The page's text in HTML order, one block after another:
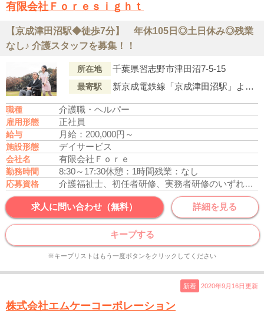
有限会社Ｆｏｒｅｓｉｇｈｔ
【京成津田沼駅◆徒歩7分】 年休105日◎土日休み◎残業
なし♪ 介護スタッフを募集！！
所在地 千葉県習志野市津田沼7-5-15
最寄駅 新京成電鉄線「京成津田沼駅」より徒歩7分
職種 介護職・ヘルパー
雇用形態 正社員
給与 月給：200,000円～
施設形態 デイサービス
会社名 有限会社Ｆｏｒｅ
勤務時間 8:30～17:30休憩：1時間残業：なし
応募資格 介護福祉士、初任者研修、実務者研修のいずれかの資格をお持ちの方
求人に問い合わせ（無料） 詳細を見る
キープする
※キープリストはもう一度ボタンをクリックしてください
新着 2020年9月16日更新
株式会社エムケーコーポレーション